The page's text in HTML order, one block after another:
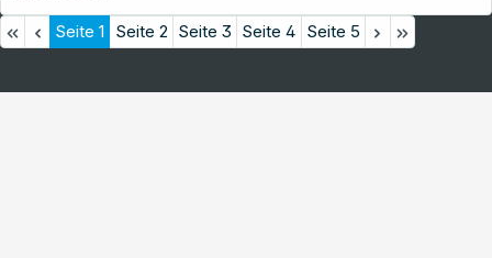
Seite 1 Seite 2 Seite 3 Seite 4 Seite 5